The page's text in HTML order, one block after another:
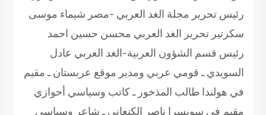
رئيس تحرير مجلة الغد العربي -مصر شيماء موسى
سكرتير تحرير الغد العربي محسن حسين احمد
رئيس قسم الشؤون العربية-الغد العربي عادل
السويدي ـ قومي عربي ومدير موقع عربستان ـ مقيم
في هولندا طالب المذخور ـ كاتب وسياسي أحوازي
مقيم في سويسرا ناصر الكنعاني ـ شاعر وسياسي